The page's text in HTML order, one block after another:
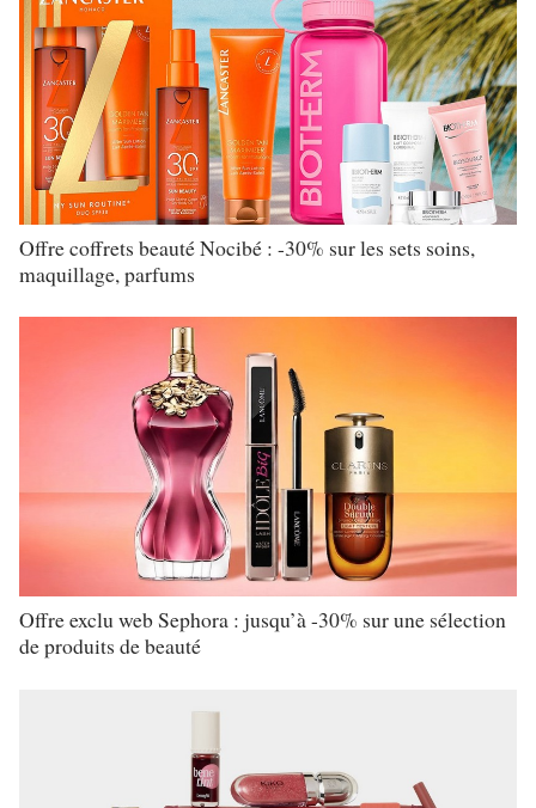
Offre coffrets beauté Nocibé : -30% sur les sets soins,
maquillage, parfums
Offre exclu web Sephora : jusqu’à -30% sur une sélection
de produits de beauté